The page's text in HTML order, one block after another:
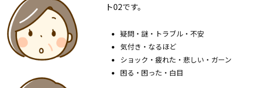
ト02です。
疑問・謎・トラブル・不安
気付き・なるほど
ショック・疲れた・悲しい・ガーン
困る・困った・白目